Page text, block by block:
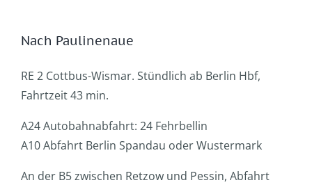
Nach Paulinenaue
RE 2 Cottbus-Wismar. Stündlich ab Berlin Hbf,
Fahrtzeit 43 min.
A24 Autobahnabfahrt: 24 Fehrbellin
A10 Abfahrt Berlin Spandau oder Wustermark
An der B5 zwischen Retzow und Pessin, Abfahrt